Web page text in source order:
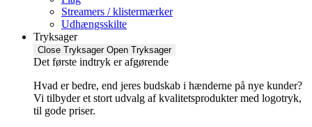
Streamers / klistermærker
Udhængsskilte
Tryksager
Close Tryksager Open Tryksager
Det første indtryk er afgørende
Hvad er bedre, end jeres budskab i hænderne på nye kunder?
Vi tilbyder et stort udvalg af kvalitetsprodukter med logotryk,
til gode priser.